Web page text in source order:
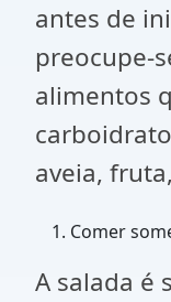
antes de
preocupe-
alimentos
aveia,
Comer
A salada é